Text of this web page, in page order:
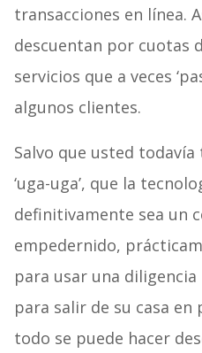
transacciones en línea.
descuentan por cuotas
servicios que a veces
algunos clientes.
Salvo que usted
‘uga-uga’, que la
definitivamente sea un
empedernido,
para usar una
para salir de su casa en
todo se puede hacer